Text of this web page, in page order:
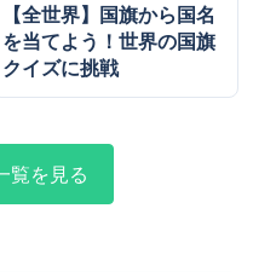
【全世界】国旗から国名
を当てよう！世界の国旗
クイズに挑戦
覧を見る